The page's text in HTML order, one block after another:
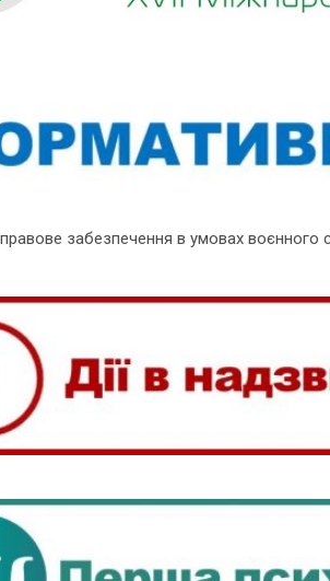
забезпечення в умовах воєнного